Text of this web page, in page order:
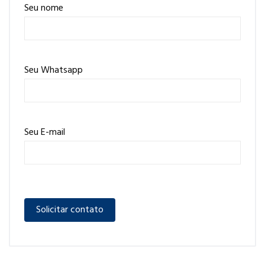
Seu nome
Seu Whatsapp
Seu E-mail